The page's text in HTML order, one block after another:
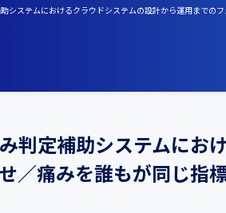
システムにおけるクラウドシステムの設計から運用まで
判定補助システムにお
／痛みを誰もが同じ指